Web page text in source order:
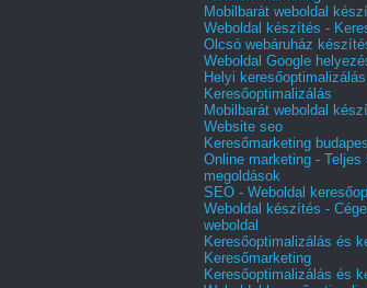
Mobilbarát weboldal
Weboldal készítés -
Olcsó webáruház
Weboldal Google
Helyi keresőoptimalizálás
Keresőoptimalizálás
Mobilbarát weboldal
Website seo
Keresőmarketing
Online marketing - Teljes
megoldások
SEO - Weboldal
Weboldal készítés -
weboldal
Keresőoptimalizálás és
Keresőmarketing
Keresőoptimalizálás és